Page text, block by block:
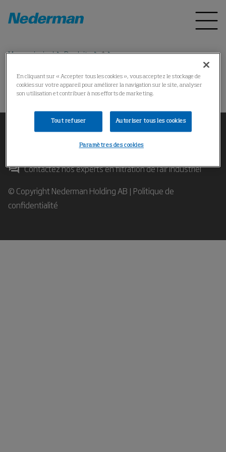
Menu principal Produits *
Impossible de trouver le produit
Contactez nos experts en filtration de l'air industriel
© Copyright Nederman Holding AB | Politique de
confidentialité
En cliquant sur « Accepter tous les cookies », vous acceptez le stockage de
cookies sur votre appareil pour améliorer la navigation sur le site, analyser
son utilisation et contribuer à nos efforts de marketing.
Tout refuser Autoriser tous les cookies
Paramètres des cookies